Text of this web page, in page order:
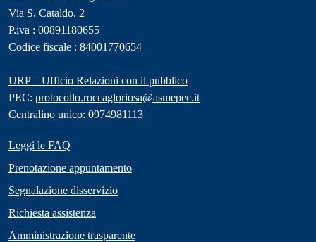
Via S. Cataldo, 2
P.iva : 00891180655
Codice fiscale : 84001770654
URP – Ufficio Relazioni con il pubblico
PEC: protocollo.roccagloriosa@asmepec.it
Centralino unico: 0974981113
Leggi le FAQ
Prenotazione appuntamento
Segnalazione disservizio
Richiesta assistenza
Amministrazione trasparente